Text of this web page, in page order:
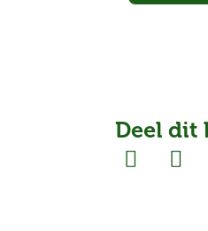
Deel dit